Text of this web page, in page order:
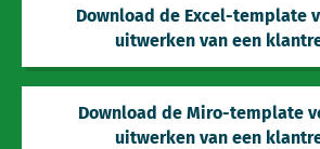
Download de Excel-template
uitwerken van een
Download de Miro-template
uitwerken van een